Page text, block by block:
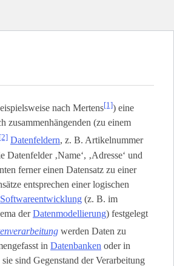
nach Mertens[1]) eine
zusammenhängenden (zu einem
[2] Datenfeldern, z. B. Artikelnummer
‚Name‘, ‚Adresse‘ und
ferner einen Datensatz zu einer
entsprechen einer logischen
Softwareentwicklung (z. B. im
derDatenmodellierung) festgelegt
werden Daten zu
in Datenbanken oder in
sie sind Gegenstand der Verarbeitung